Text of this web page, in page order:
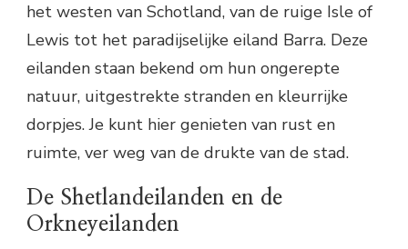
het westen van Schotland, van de ruige Isle of
Lewis tot het paradijselijke eiland Barra. Deze
eilanden staan bekend om hun ongerepte
natuur, uitgestrekte stranden en kleurrijke
dorpjes. Je kunt hier genieten van rust en
ruimte, ver weg van de drukte van de stad.
De Shetlandeilanden en de
Orkneyeilanden